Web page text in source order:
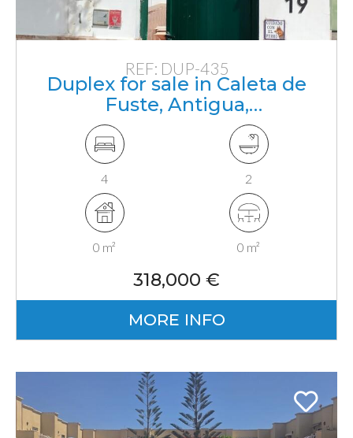
REF: DUP-435
Duplex for sale in Caleta de
Fuste, Antigua,
Fuerteventura, Canarias
4 2
0 m² 0 m²
318,000 €
MORE INFO